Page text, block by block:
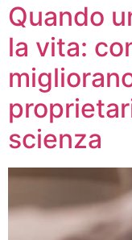
Quando
la vita:
scienza